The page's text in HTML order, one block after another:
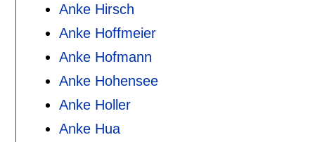
Anke Hirsch
Anke Hoffmeier
Anke Hofmann
Anke Hohensee
Anke Holler
Anke Hua